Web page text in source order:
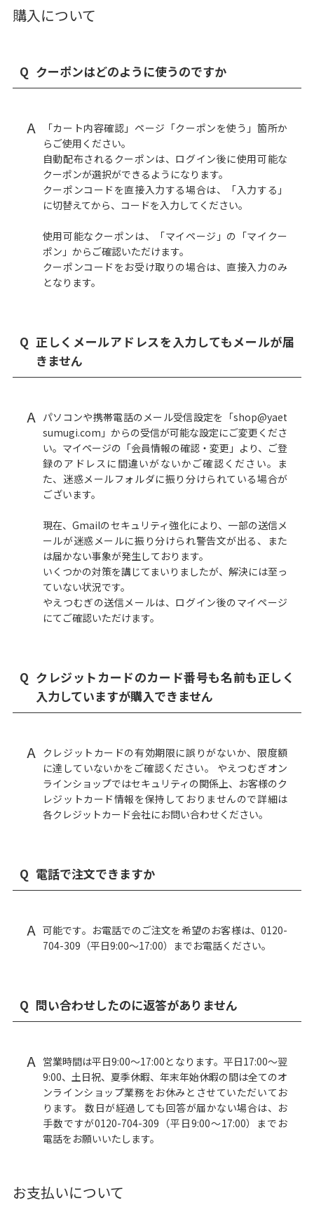
購入について
Q クーポンはどのように使うのですか
A
「カート内容確認」ページ「クーポンを使う」箇所か
らご使用ください。
自動配布されるクーポンは、ログイン後に使用可能な
クーポンが選択ができるようになります。
クーポンコードを直接入力する場合は、「入力する」
に切替えてから、コードを入力してください。
使用可能なクーポンは、「マイページ」の「マイクー
ポン」からご確認いただけます。
クーポンコードをお受け取りの場合は、直接入力のみ
となります。
Q 正しくメールアドレスを入力してもメールが届
きません
A パソコンや携帯電話のメール受信設定を「shop@yaet
sumugi.com」からの受信が可能な設定にご変更くださ
い。マイページの「会員情報の確認・変更」より、ご登
録のアドレスに間違いがないかご確認ください。ま
た、迷惑メールフォルダに振り分けられている場合が
ございます。
現在、Gmailのセキュリティ強化により、一部の送信メ
ールが迷惑メールに振り分けられ警告文が出る、また
は届かない事象が発生しております。
いくつかの対策を講じてまいりましたが、解決には至っ
ていない状況です。
やえつむぎの送信メールは、ログイン後のマイページ
にてご確認いただけます。
Q クレジットカードのカード番号も名前も正しく
入力していますが購入できません
A クレジットカードの有効期限に誤りがないか、限度額
に達していないかをご確認ください。 やえつむぎオン
ラインショップではセキュリティの関係上、お客様のク
レジットカード情報を保持しておりませんので詳細は
各クレジットカード会社にお問い合わせください。
Q 電話で注文できますか
A 可能です。お電話でのご注文を希望のお客様は、0120-
704-309（平日9:00〜17:00）までお電話ください。
Q 問い合わせしたのに返答がありません
A 営業時間は平日9:00〜17:00となります。平日17:00〜翌
9:00、土日祝、夏季休暇、年末年始休暇の間は全てのオ
ンラインショップ業務をお休みとさせていただいてお
ります。 数日が経過しても回答が届かない場合は、お
手数ですが0120-704-309（平日9:00〜17:00）までお
電話をお願いいたします。
お支払いについて